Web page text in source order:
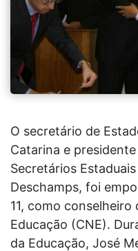
O secretário de
Catarina e
Secretários
Deschamps, foi
11, como
Educação (CNE).
da Educação, José